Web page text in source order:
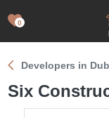
0
Developers in
Six